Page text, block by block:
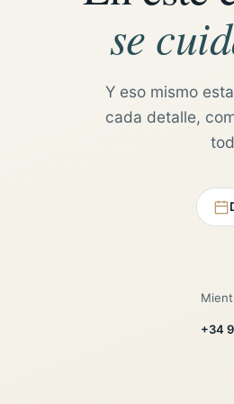
se
Y eso mismo
cada detalle,
+34